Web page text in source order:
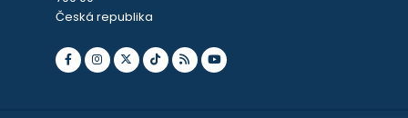
Česká republika